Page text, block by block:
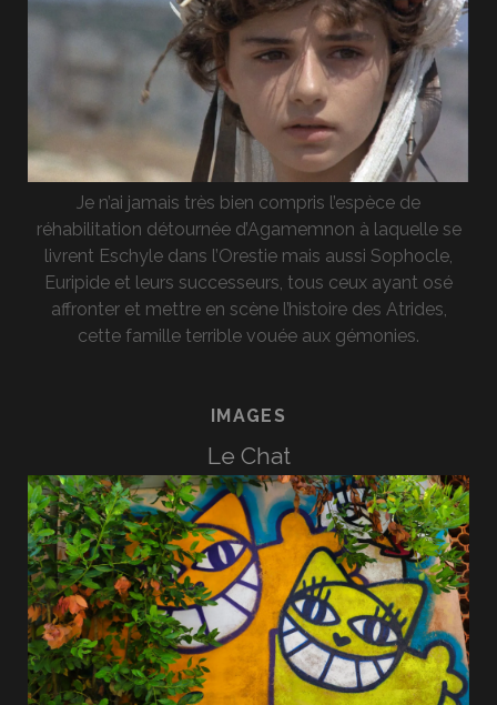
Je n’ai jamais très bien compris l’espèce de
réhabilitation détournée d’Agamemnon à laquelle se
livrent Eschyle dans l’Orestie mais aussi Sophocle,
Euripide et leurs successeurs, tous ceux ayant osé
affronter et mettre en scène l’histoire des Atrides,
cette famille terrible vouée aux gémonies.
IMAGES
Le Chat